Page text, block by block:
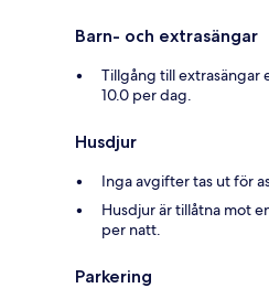
Barn- och extrasängar
Tillgång till extrasängar
10.0 per dag.
Husdjur
Inga avgifter tas ut för
Husdjur är tillåtna mot
per natt.
Parkering